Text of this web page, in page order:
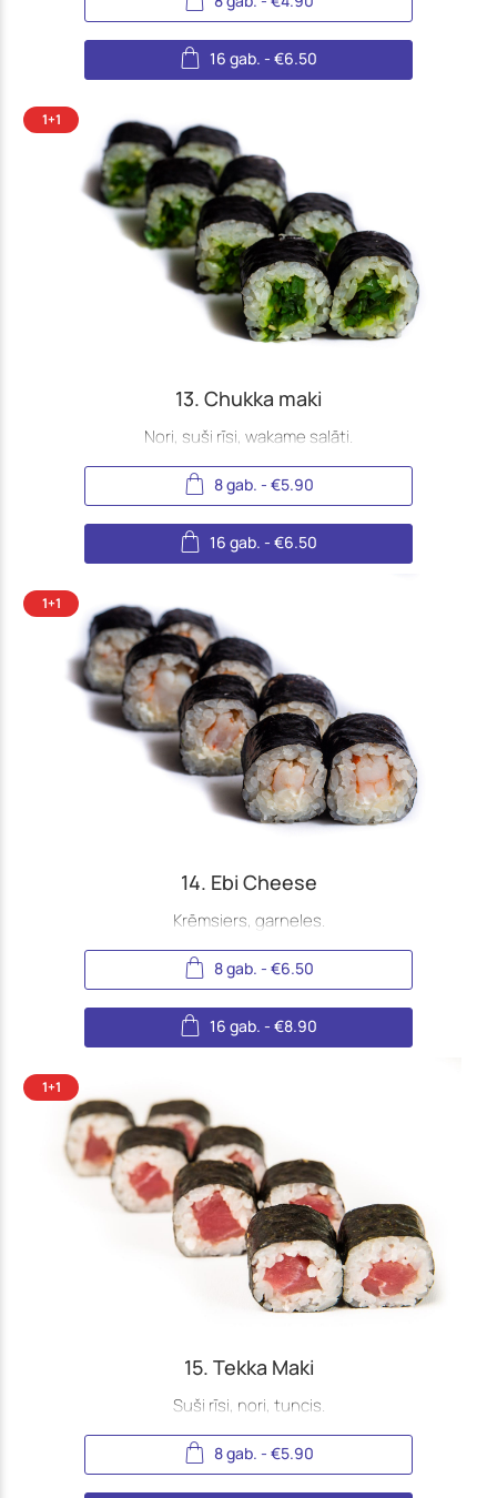
16 gab. - €6.50
13. Chukka maki
Nori, suši rīsi, wakame salāti.
8 gab. - €5.90
16 gab. - €6.50
14. Ebi Cheese
Krēmsiers, garneles.
8 gab. - €6.50
16 gab. - €8.90
15. Tekka Maki
Suši rīsi, nori, tuncis.
8 gab. - €5.90